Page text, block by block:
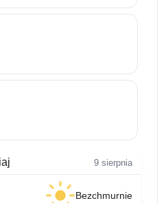
9 sierpnia
Bezchmurnie